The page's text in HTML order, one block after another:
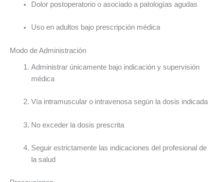
Dolor postoperatorio o asociado a patologías agudas
Uso en adultos bajo prescripción médica
Modo de Administración
Administrar únicamente bajo indicación y supervisión
médica
Vía intramuscular o intravenosa según la dosis indicada
No exceder la dosis prescrita
Seguir estrictamente las indicaciones del profesional de
la salud